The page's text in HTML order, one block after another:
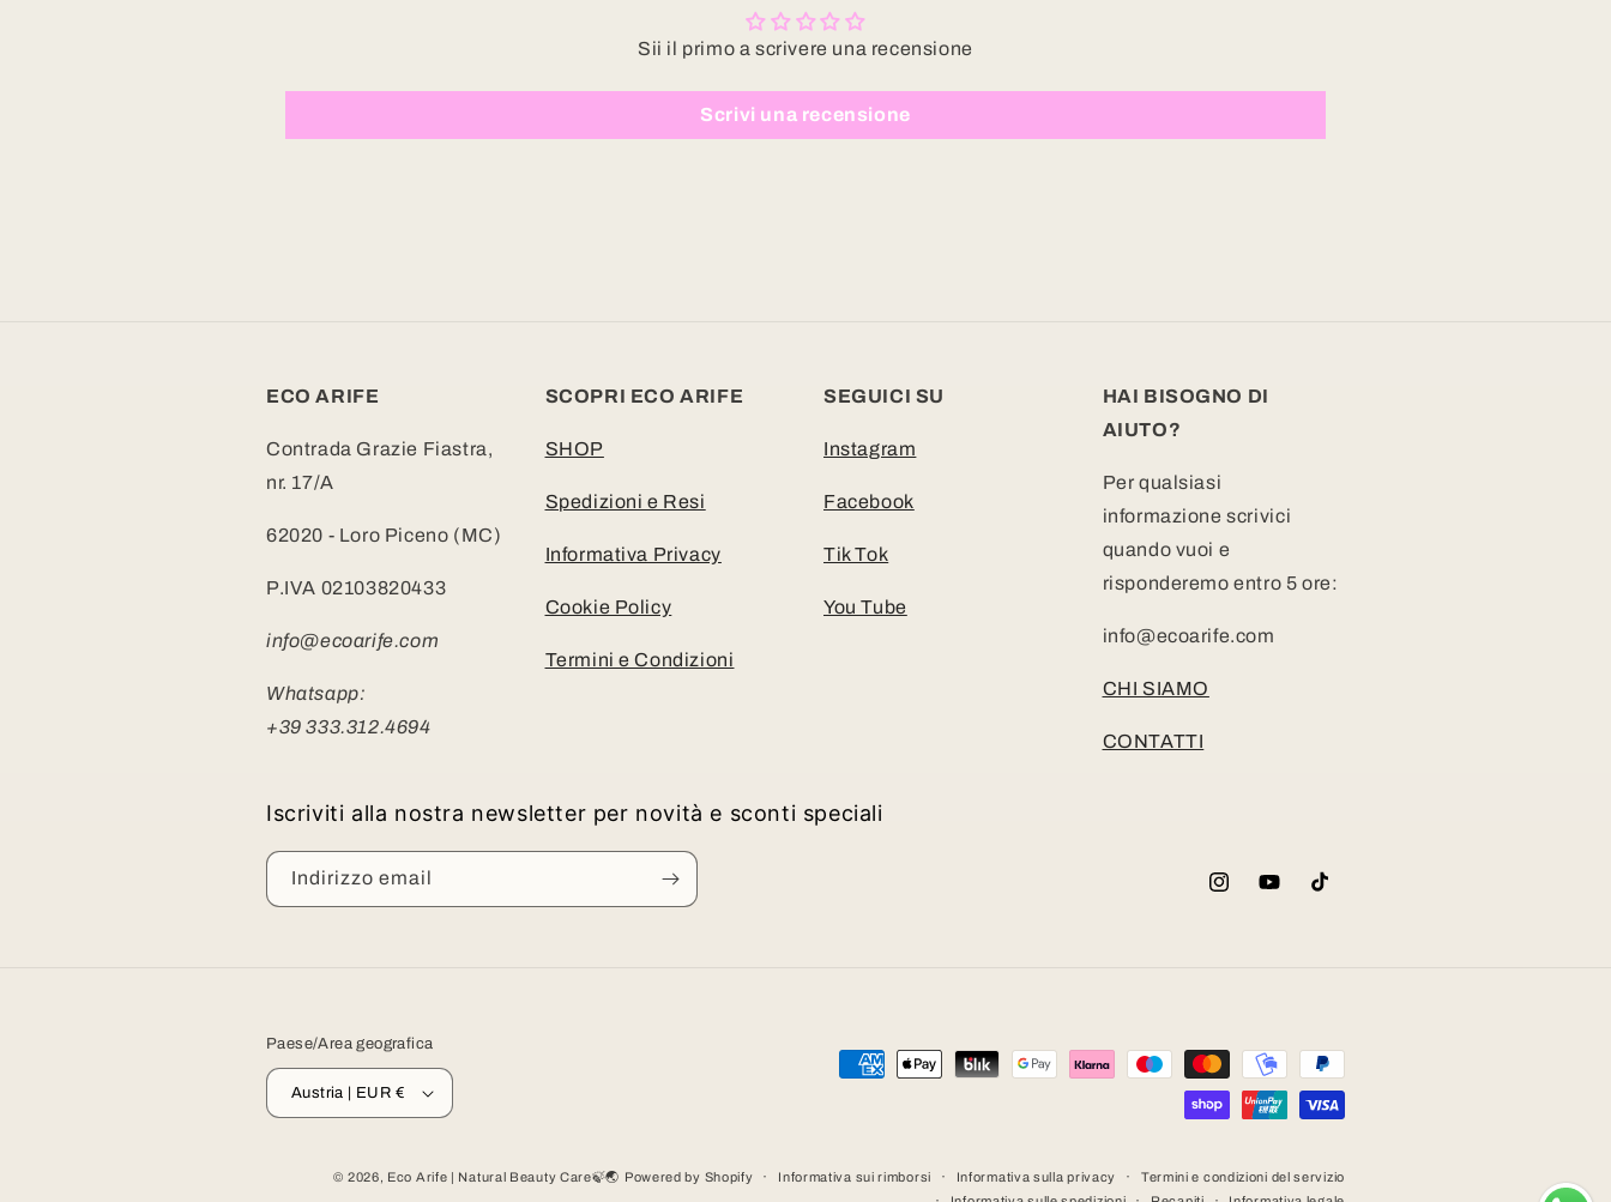
Sii il primo a scrivere una recensione
Scrivi una recensione
ECO ARIFE
Contrada Grazie Fiastra,
nr. 17/A
62020 - Loro Piceno (MC)
P.IVA 02103820433
info@ecoarife.com
Whatsapp:
+39 333.312.4694
SCOPRI ECO ARIFE
SHOP
Spedizioni e Resi
Informativa Privacy
Cookie Policy
Termini e Condizioni
SEGUICI SU
Instagram
Facebook
Tik Tok
You Tube
HAI BISOGNO DI
AIUTO?
Per qualsiasi
informazione scrivici
quando vuoi e
risponderemo entro 5 ore:
info@ecoarife.com
CHI SIAMO
CONTATTI
Iscriviti alla nostra newsletter per novità e sconti speciali
Indirizzo email
InstagramYouTubeTikTok
Paese/Area geografica
Austria | EUR €
Metodi
© 2026, Eco Arife | Natural Beauty Care🍃🌏 Powered by Shopify Informativa sui rimborsi Informativa sulla privacy
Termini e condizioni del servizio